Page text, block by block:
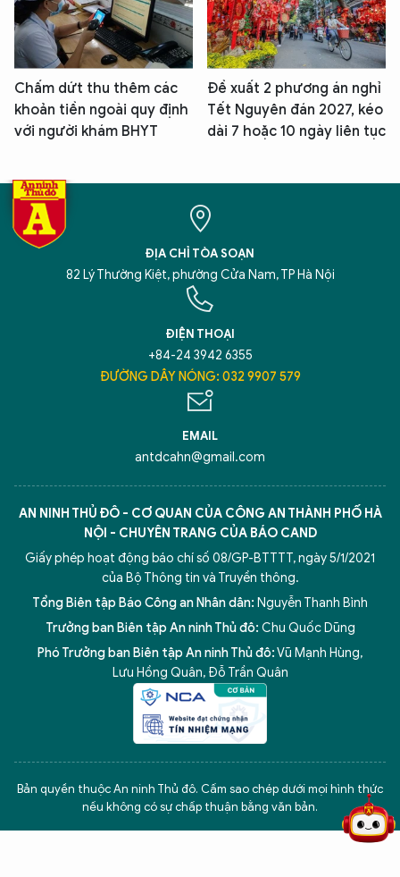
Chấm dứt thu thêm các
khoản tiền ngoài quy định
với người khám BHYT
Đề xuất 2 phương án nghỉ
Tết Nguyên đán 2027, kéo
dài 7 hoặc 10 ngày liên tục
ĐỊA CHỈ TÒA SOẠN
82 Lý Thường Kiệt, phường Cửa Nam, TP Hà Nội
ĐIỆN THOẠI
+84-24 3942 6355
ĐƯỜNG DÂY NÓNG: 032 9907 579
EMAIL
antdcahn@gmail.com
AN NINH THỦ ĐÔ - CƠ QUAN CỦA CÔNG AN THÀNH PHỐ HÀ
NỘI - CHUYÊN TRANG CỦA BÁO CAND
Giấy phép hoạt động báo chí số 08/GP-BTTTT, ngày 5/1/2021
của Bộ Thông tin và Truyền thông.
Tổng Biên tập Báo Công an Nhân dân: Nguyễn Thanh Bình
Trưởng ban Biên tập An ninh Thủ đô: Chu Quốc Dũng
Phó Trưởng ban Biên tập An ninh Thủ đô:Vũ Mạnh Hùng,
Lưu Hồng Quân, Đỗ Trần Quân
Bản quyền thuộc An ninh Thủ đô. Cấm sao chép dưới mọi hình thức
nếu không có sự chấp thuận bằng văn bản.
5 điểm nghẽn của Hà Nội giải pháp xử lý điểm nghẽn của